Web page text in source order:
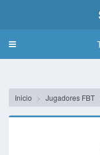
Toggle
Inicio Jugadores FBT